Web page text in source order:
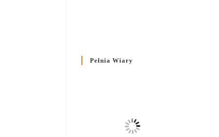
Pełnia Wiary